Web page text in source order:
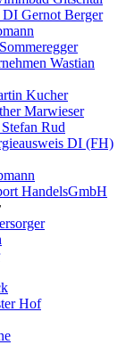
DI Gernot Berger
Wastian
Kucher
Marwieser
Rud
DI (FH)
HandelsGmbH
Hof